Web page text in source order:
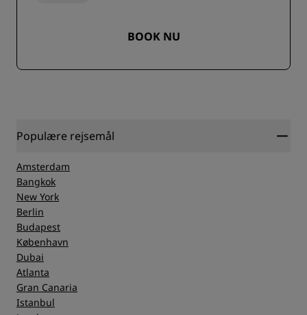
BOOK NU
Populære rejsemål
Amsterdam
Bangkok
New York
Berlin
Budapest
København
Dubai
Atlanta
Gran Canaria
Istanbul